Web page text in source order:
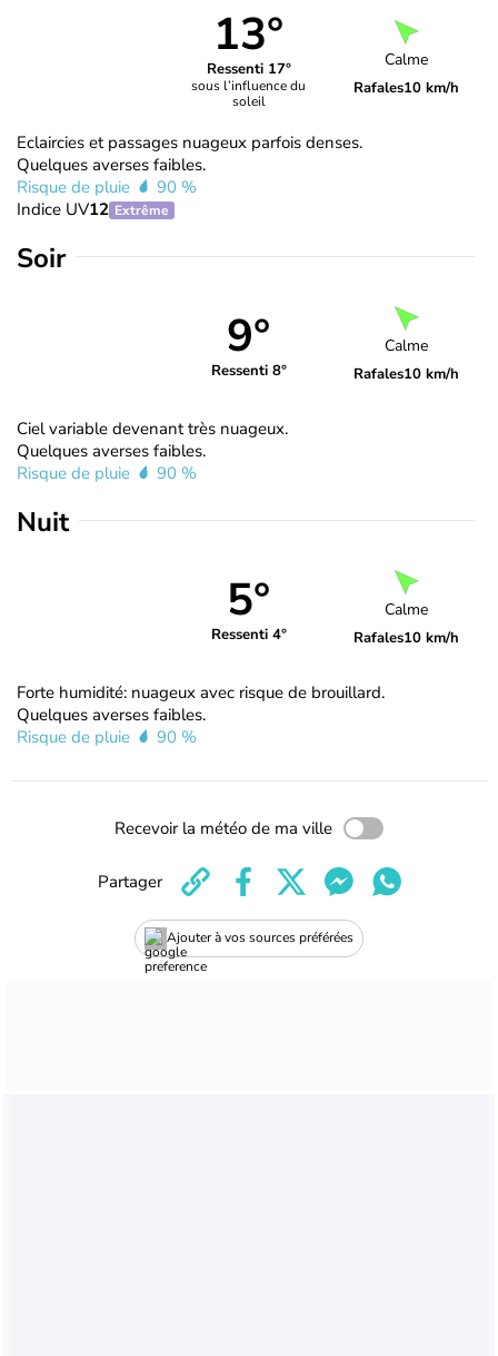
13°
Ressenti 17°
sous l’influence du
soleil
Calme
Rafales10 km/h
Eclaircies et passages nuageux parfois denses.
Quelques averses faibles.
Risque de pluie
90 %
Indice UV12 Extrême
Soir
9°
Ressenti 8°
Calme
Rafales10 km/h
Ciel variable devenant très nuageux.
Quelques averses faibles.
Risque de pluie
90 %
Nuit
5°
Ressenti 4°
Calme
Rafales10 km/h
Forte humidité: nuageux avec risque de brouillard.
Quelques averses faibles.
Risque de pluie
90 %
Recevoir la météo de ma ville
Ajouter à vos sources préférées
Partager